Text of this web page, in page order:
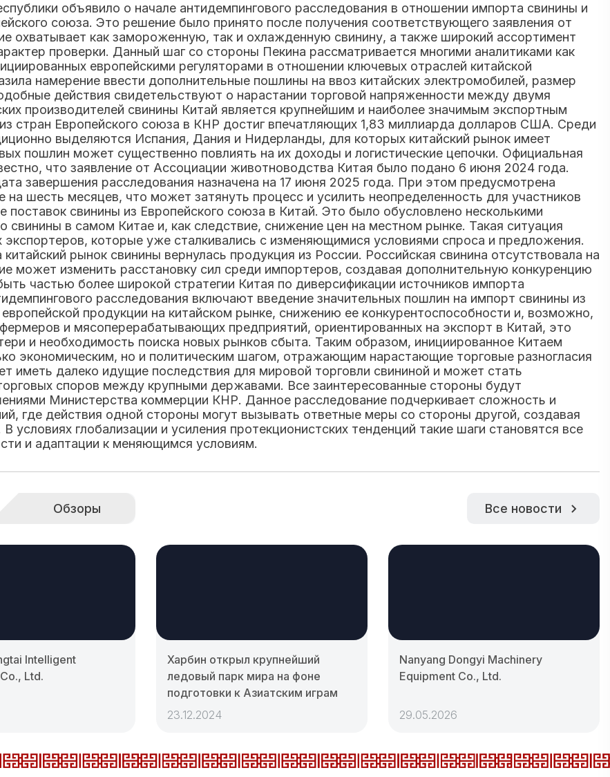
объявило о начале антидемпингового расследования в отношении импорта свинины и
союза. Это решение было принято после получения соответствующего заявления от
охватывает как замороженную, так и охлажденную свинину, а также широкий ассортимент
проверки. Данный шаг со стороны Пекина рассматривается многими аналитиками как
европейскими регуляторами в отношении ключевых отраслей китайской
намерение ввести дополнительные пошлины на ввоз китайских электромобилей, размер
действия свидетельствуют о нарастании торговой напряженности между двумя
производителей свинины Китай является крупнейшим и наиболее значимым экспортным
стран Европейского союза в КНР достиг впечатляющих 1,83 миллиарда долларов США. Среди
выделяются Испания, Дания и Нидерланды, для которых китайский рынок имеет
пошлин может существенно повлиять на их доходы и логистические цепочки. Официальная
что заявление от Ассоциации животноводства Китая было подано 6 июня 2024 года.
завершения расследования назначена на 17 июня 2025 года. При этом предусмотрена
шесть месяцев, что может затянуть процесс и усилить неопределенность для участников
свинины из Европейского союза в Китай. Это было обусловлено несколькими
свинины в самом Китае и, как следствие, снижение цен на местном рынке. Такая ситуация
экспортеров, которые уже сталкивались с изменяющимися условиями спроса и предложения.
рынок свинины вернулась продукция из России. Российская свинина отсутствовала на
может изменить расстановку сил среди импортеров, создавая дополнительную конкуренцию
частью более широкой стратегии Китая по диверсификации источников импорта
расследования включают введение значительных пошлин на импорт свинины из
продукции на китайском рынке, снижению ее конкурентоспособности и, возможно,
и мясоперерабатывающих предприятий, ориентированных на экспорт в Китай, это
и необходимость поиска новых рынков сбыта. Таким образом, инициированное Китаем
экономическим, но и политическим шагом, отражающим нарастающие торговые разногласия
иметь далеко идущие последствия для мировой торговли свининой и может стать
споров между крупными державами. Все заинтересованные стороны будут
Министерства коммерции КНР. Данное расследование подчеркивает сложность и
где действия одной стороны могут вызывать ответные меры со стороны другой, создавая
глобализации и усиления протекционистских тенденций такие шаги становятся все
и адаптации к меняющимся условиям.
Обзоры Все новости
Intelligent
Ltd.
Харбин открыл крупнейший
ледовый парк мира на фоне
подготовки к Азиатским играм
23.12.2024
Nanyang Dongyi Machinery
Equipment Co., Ltd.
29.05.2026